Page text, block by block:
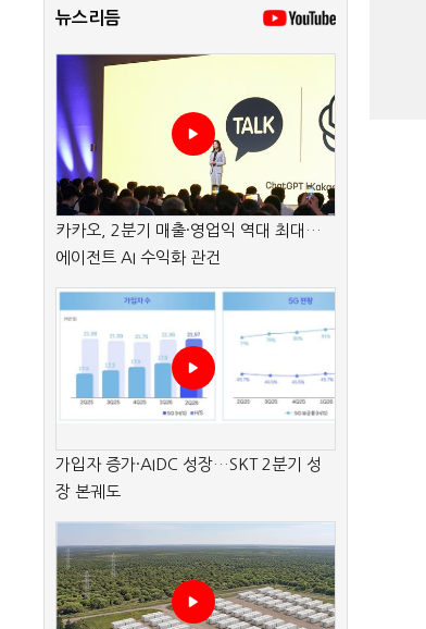
뉴스리듬
카카오, 2분기 매출·영업익 역대 최대…
에이전트 AI 수익화 관건
가입자 증가·AIDC 성장…SKT 2분기 성
장 본궤도